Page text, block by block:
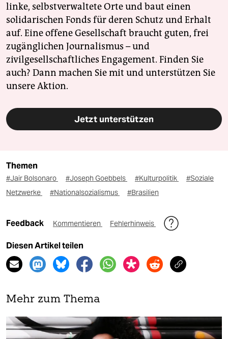
linke, selbstverwaltete Orte und baut einen
solidarischen Fonds für deren Schutz und Erhalt
auf. Eine offene Gesellschaft braucht guten, frei
zugänglichen Journalismus – und
zivilgesellschaftliches Engagement. Finden Sie
auch? Dann machen Sie mit und unterstützen Sie
unsere Aktion.
Jetzt unterstützen
Themen
#Jair Bolsonaro #Joseph Goebbels #Kulturpolitik
#Soziale
Netzwerke
#Nationalsozialismus #Brasilien
Feedback Kommentieren Fehlerhinweis
Diesen Artikel teilen
Mehr zum Thema